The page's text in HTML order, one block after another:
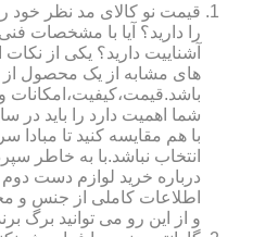
قیمت نو کالای مد نظر خود
را دارید؟ آیا با مشخصات
آشناییت دارید؟ یکی از
های مشابه از یک محصول
شما اهمیت دارد را باید در
با هم مقایسه کنید تا مبادا
انتخاب نباشد.با به خاطر
درباره خرید لوازم دست
اطلاعات کاملی از جنس و
و از این رو می توانید برگ